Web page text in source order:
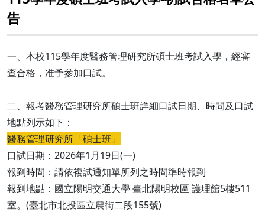
告
一、本校115學年度醫務管理研究所碩士班考試入學，經審
查合格，准予參加口試。
二、報考醫務管理研究所碩士班詳細口試日期、時間及口試
地點列示如下：
醫務管理研究所「碩士班」
口試日期：2026年1月19日(一)
報到時間：請依複試通知單所列之時間準時報到
報到地點：國立陽明交通大學 臺北陽明校區 護理館5樓511
室。(臺北市北投區立農街二段155號)